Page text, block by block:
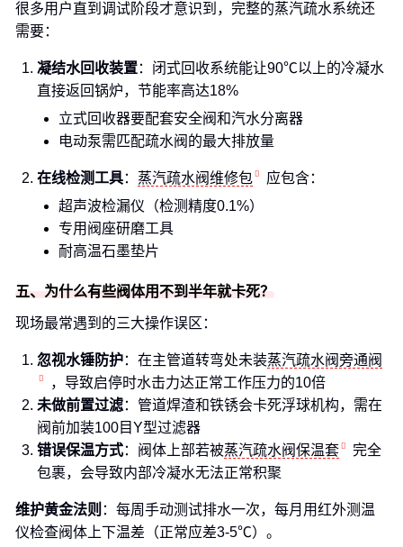
很多用户直到调试阶段才意识到，完整的蒸汽疏水系统还
需要：
凝结水回收装置：闭式回收系统能让90℃以上的冷凝水
直接返回锅炉，节能率高达18%
立式回收器要配套安全阀和汽水分离器
电动泵需匹配疏水阀的最大排放量
在线检测工具： 蒸汽疏水阀维修包
应包含：
超声波检漏仪（检测精度0.1%）
专用阀座研磨工具
耐高温石墨垫片
五、为什么有些阀体用不到半年就卡死？
现场最常遇到的三大操作误区：
忽视水锤防护：在主管道转弯处未装蒸汽疏水阀旁通阀
，导致启停时水击力达正常工作压力的10倍
未做前置过滤：管道焊渣和铁锈会卡死浮球机构，需在
阀前加装100目Y型过滤器
错误保温方式：阀体上部若被蒸汽疏水阀保温套
完全
包裹，会导致内部冷凝水无法正常积聚
维护黄金法则 ：每周手动测试排水一次，每月用红外测温
仪检查阀体上下温差（正常应差3-5℃）。